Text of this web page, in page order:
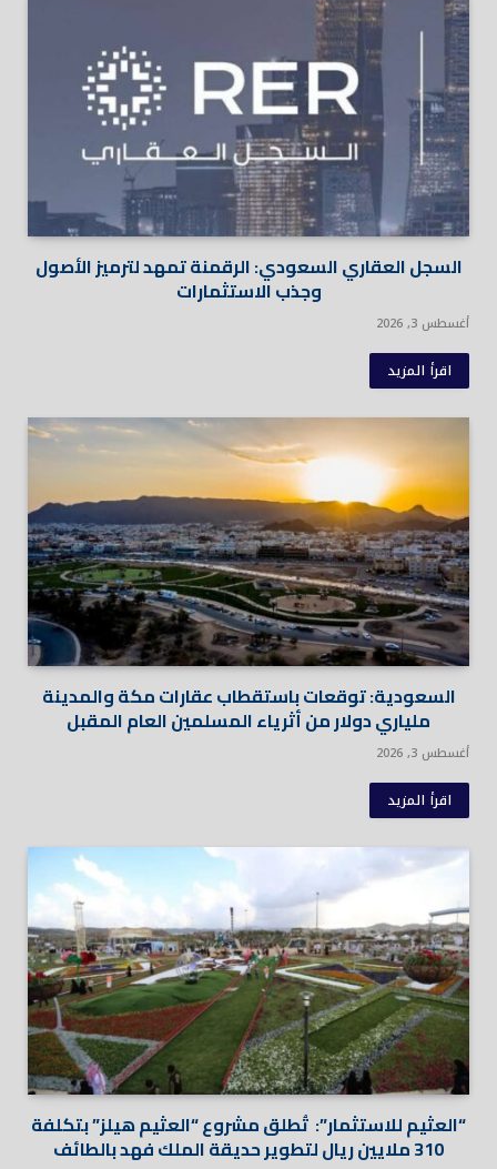
السجل العقاري السعودي: الرقمنة تمهد لترميز الأصول
وجذب الاستثمارات
أغسطس 3, 2026
اقرأ المزيد
السعودية: توقعات باستقطاب عقارات مكة والمدينة
ملياري دولار من أثرياء المسلمين العام المقبل
أغسطس 3, 2026
اقرأ المزيد
“العثيم للاستثمار”: تُطلق مشروع “العثيم هيلز” بتكلفة
310 ملايين ريال لتطوير حديقة الملك فهد بالطائف